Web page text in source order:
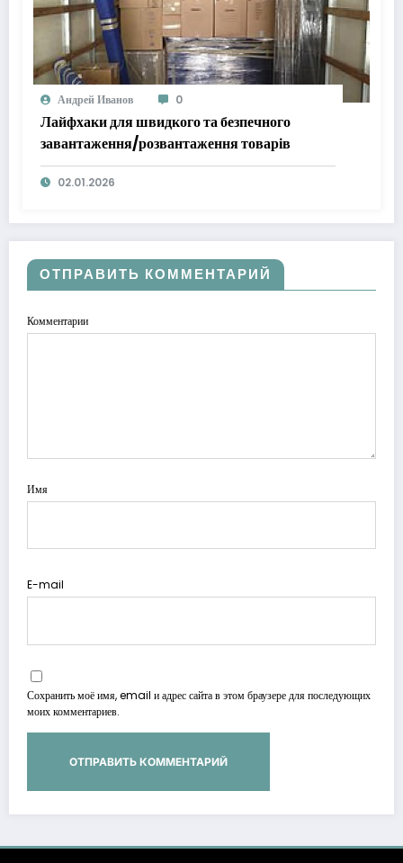
Андрей Иванов 0
Лайфхаки для швидкого та безпечного
завантаження/розвантаження товарів
02.01.2026
ОТПРАВИТЬ КОММЕНТАРИЙ
Комментарии
Имя
E-mail
Сохранить моё имя, email и адрес сайта в этом браузере для последующих
моих комментариев.